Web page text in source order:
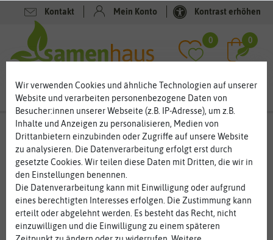
Kontakt Mein Konto Kontrast erhöhen
0 0
Blumensamen- Stockrosensamen
Stockrosen sind die Königinnen der Bauerngärten
In Bauerngärten und naturnahen Gärten sind Stockrosen das
Highlight. Die mächtigen, imposanten Blumen mit ihren bunten
Blüten können bis zu zwei Meter hoch werden. Mit ihren
leuchtenden Farben sind sie schon von weitem zu sehen.
Stockrosen lassen sich gut mit anderen Sommerblumen
kombinieren und fühlen sich zwischen Rittersporn, Phlox,
Filter
Wir verwenden Cookies und ähnliche Technologien auf unserer
Website und verarbeiten personenbezogene Daten von
Besucher:innen unserer Webseite (z.B. IP-Adresse), um z.B.
Inhalte und Anzeigen zu personalisieren, Medien von
Drittanbietern einzubinden oder Zugriffe auf unsere Website
zu analysieren. Die Datenverarbeitung erfolgt erst durch
gesetzte Cookies. Wir teilen diese Daten mit Dritten, die wir in
den Einstellungen benennen.
Die Datenverarbeitung kann mit Einwilligung oder aufgrund
eines berechtigten Interesses erfolgen. Die Zustimmung kann
erteilt oder abgelehnt werden. Es besteht das Recht, nicht
einzuwilligen und die Einwilligung zu einem späteren